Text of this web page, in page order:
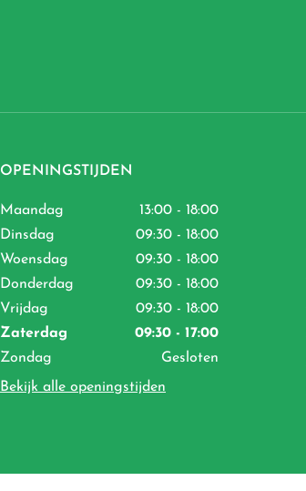
OPENINGSTIJDEN
Maandag
13:00 - 18:00
Dinsdag
09:30 - 18:00
Woensdag
09:30 - 18:00
Donderdag
09:30 - 18:00
Vrijdag
09:30 - 18:00
Zaterdag
09:30 - 17:00
Zondag
Gesloten
Bekijk alle openingstijden